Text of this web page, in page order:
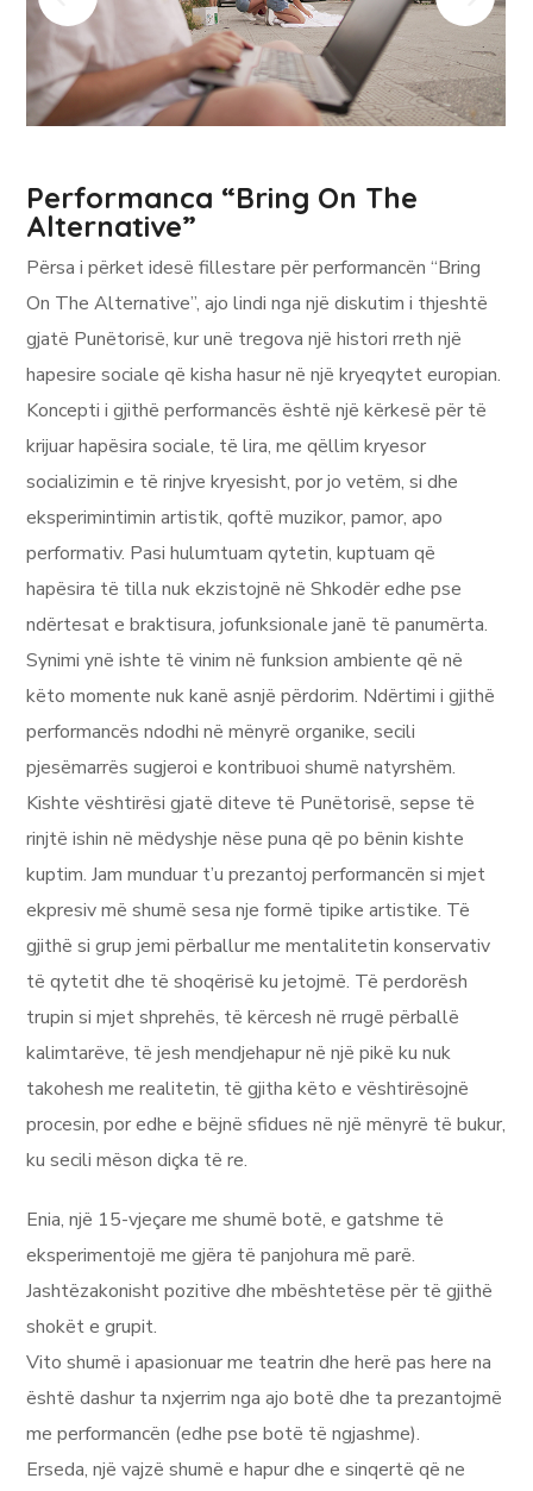
Performanca “Bring On The
Alternative”
Përsa i përket idesë fillestare për performancën “Bring
On The Alternative”, ajo lindi nga një diskutim i thjeshtë
gjatë Punëtorisë, kur unë tregova një histori rreth një
hapesire sociale që kisha hasur në një kryeqytet europian.
Koncepti i gjithë performancës është një kërkesë për të
krijuar hapësira sociale, të lira, me qëllim kryesor
socializimin e të rinjve kryesisht, por jo vetëm, si dhe
eksperimintimin artistik, qoftë muzikor, pamor, apo
performativ. Pasi hulumtuam qytetin, kuptuam që
hapësira të tilla nuk ekzistojnë në Shkodër edhe pse
ndërtesat e braktisura, jofunksionale janë të panumërta.
Synimi ynë ishte të vinim në funksion ambiente që në
këto momente nuk kanë asnjë përdorim. Ndërtimi i gjithë
performancës ndodhi në mënyrë organike, secili
pjesëmarrës sugjeroi e kontribuoi shumë natyrshëm.
Kishte vështirësi gjatë diteve të Punëtorisë, sepse të
rinjtë ishin në mëdyshje nëse puna që po bënin kishte
kuptim. Jam munduar t’u prezantoj performancën si mjet
ekpresiv më shumë sesa nje formë tipike artistike. Të
gjithë si grup jemi përballur me mentalitetin konservativ
të qytetit dhe të shoqërisë ku jetojmë. Të perdorësh
trupin si mjet shprehës, të kërcesh në rrugë përballë
kalimtarëve, të jesh mendjehapur në një pikë ku nuk
takohesh me realitetin, të gjitha këto e vështirësojnë
procesin, por edhe e bëjnë sfidues në një mënyrë të bukur,
ku secili mëson diçka të re.
Enia, një 15-vjeçare me shumë botë, e gatshme të
eksperimentojë me gjëra të panjohura më parë.
Jashtëzakonisht pozitive dhe mbështetëse për të gjithë
shokët e grupit.
Vito shumë i apasionuar me teatrin dhe herë pas here na
është dashur ta nxjerrim nga ajo botë dhe ta prezantojmë
me performancën (edhe pse botë të ngjashme).
Erseda, një vajzë shumë e hapur dhe e sinqertë që ne